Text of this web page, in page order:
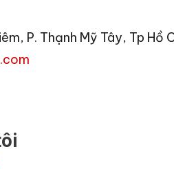
P. Thạnh Mỹ Tây, Tp Hồ